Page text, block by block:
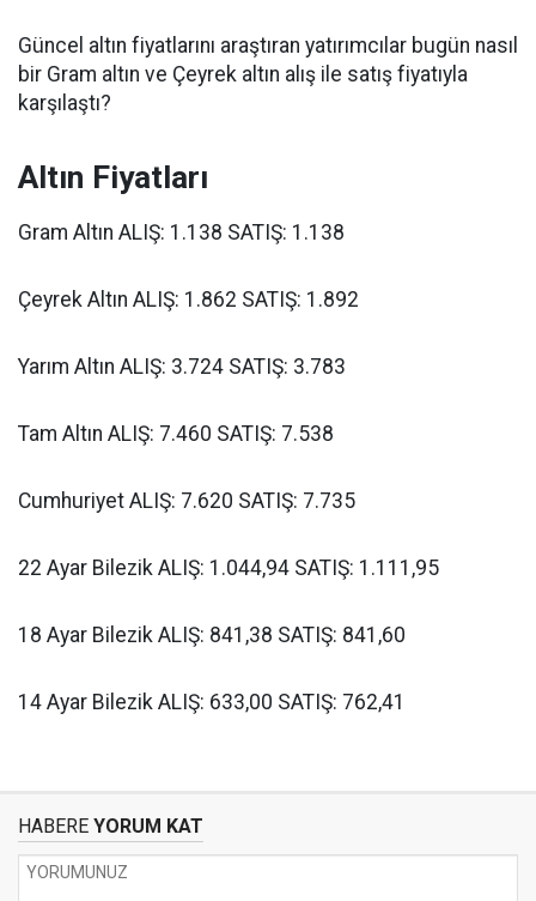
Güncel altın fiyatlarını araştıran yatırımcılar bugün nasıl
bir Gram altın ve Çeyrek altın alış ile satış fiyatıyla
karşılaştı?
Altın Fiyatları
Gram Altın ALIŞ: 1.138 SATIŞ: 1.138
Çeyrek Altın ALIŞ: 1.862 SATIŞ: 1.892
Yarım Altın ALIŞ: 3.724 SATIŞ: 3.783
Tam Altın ALIŞ: 7.460 SATIŞ: 7.538
Cumhuriyet ALIŞ: 7.620 SATIŞ: 7.735
22 Ayar Bilezik ALIŞ: 1.044,94 SATIŞ: 1.111,95
18 Ayar Bilezik ALIŞ: 841,38 SATIŞ: 841,60
14 Ayar Bilezik ALIŞ: 633,00 SATIŞ: 762,41
HABERE YORUM KAT